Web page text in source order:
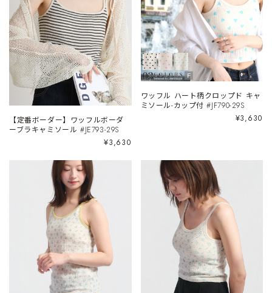
【定番ボーダー】ワッフルボーダ
ーブラキャミソール #JE793-29S
¥3,630
ワッフル ハート柄クロップド キャ
ミソール-カップ付 #JF790-29S
¥3,630